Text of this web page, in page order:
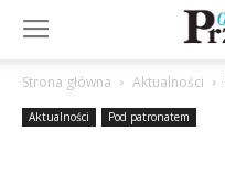
Strona główna Aktualności
Aktualności Pod patronatem